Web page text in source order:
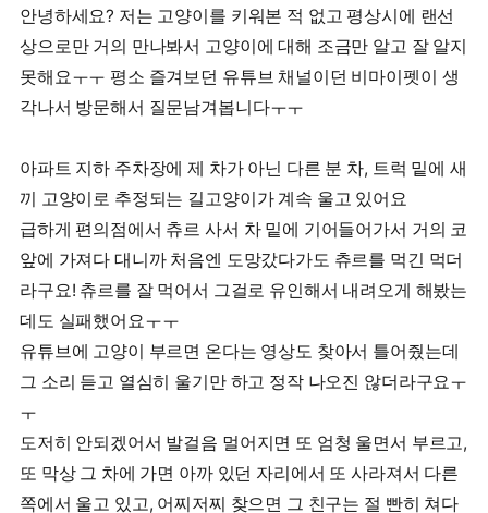
안녕하세요? 저는 고양이를 키워본 적 없고 평상시에 랜선
상으로만 거의 만나봐서 고양이에 대해 조금만 알고 잘 알지
못해요ㅜㅜ 평소 즐겨보던 유튜브 채널이던 비마이펫이 생
각나서 방문해서 질문남겨봅니다ㅜㅜ
아파트 지하 주차장에 제 차가 아닌 다른 분 차, 트럭 밑에 새
끼 고양이로 추정되는 길고양이가 계속 울고 있어요
급하게 편의점에서 츄르 사서 차 밑에 기어들어가서 거의 코
앞에 가져다 대니까 처음엔 도망갔다가도 츄르를 먹긴 먹더
라구요! 츄르를 잘 먹어서 그걸로 유인해서 내려오게 해봤는
데도 실패했어요ㅜㅜ
유튜브에 고양이 부르면 온다는 영상도 찾아서 틀어줬는데
그 소리 듣고 열심히 울기만 하고 정작 나오진 않더라구요ㅜ
ㅜ
도저히 안되겠어서 발걸음 멀어지면 또 엄청 울면서 부르고,
또 막상 그 차에 가면 아까 있던 자리에서 또 사라져서 다른
쪽에서 울고 있고, 어찌저찌 찾으면 그 친구는 절 빤히 쳐다